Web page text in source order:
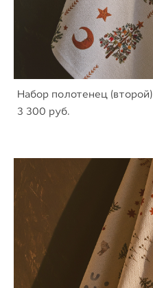
Набор полотенец (второй)
3 300 pуб.